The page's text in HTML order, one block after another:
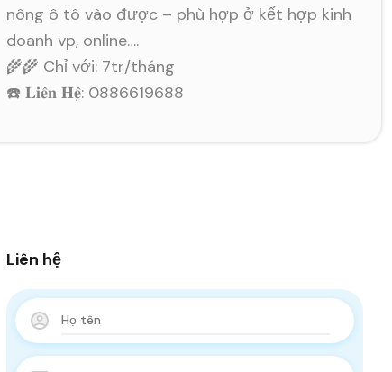
nông ô tô vào được – phù hợp ở kết hợp kinh
doanh vp, online….
🌾🌾 Chỉ với: 7tr/tháng
☎️ 𝐋𝐢𝐞̂𝐧 𝐇𝐞̣̂: 0886619688
Liên hệ